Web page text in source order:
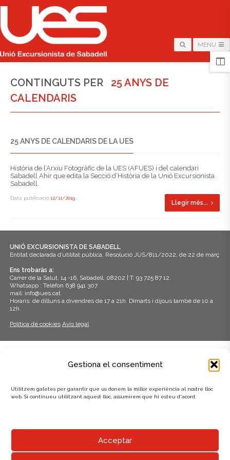
Gestiona el consentiment
Utilitzem galetes per garantir que us donem la millor experiència al nostre lloc
web. Si continueu utilitzant aquest lloc, assumirem que hi esteu d'acord.
Acceptar
MENU
CONTINGUTS PER
25 ANYS DE
CALENDARIS
25 ANYS DE CALENDARIS DE LA UES
Història de l’Arxiu Fotogràfic de la UES (AFUES) i del calendari
Sabadell Ahir que edita la Secció d’Història de la Unió Excursionista
Sabadell.
Data publicació 12/11/2019
Llegir més...
UNIÓ EXCURSIONISTA DE SABADELL
Entitat declarada d’utilitat pública. Resolució JUS/811/2022, de 22 de març
Ens trobaràs a:
Carrer de la Salut, 14 -16, Sabadell, 08202 | T: 93 725 87 12.
Whatsapp : Telèfon 638 941 307
mail: info@ues.cat
Horaris: de dilluns a divendres de 17 a 21h. Dimarts i dijous també de 10 a
12h.
Política de cookies Avís legal
AMB EL SUPORT DE: